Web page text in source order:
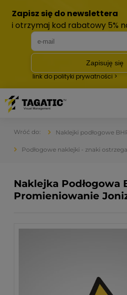
Naklejki podłogowe
Podłogowe naklejki - znaki
Naklejka Podłogowa
Promieniowanie